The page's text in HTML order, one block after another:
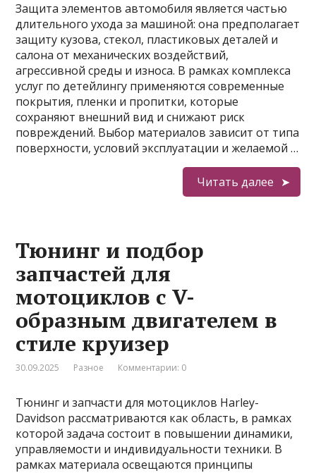
Защита элементов автомобиля является частью
длительного ухода за машиной: она предполагает
защиту кузова, стекол, пластиковых деталей и
салона от механических воздействий,
агрессивной среды и износа. В рамках комплекса
услуг по детейлингу применяются современные
покрытия, пленки и пропитки, которые
сохраняют внешний вид и снижают риск
повреждений. Выбор материалов зависит от типа
поверхности, условий эксплуатации и желаемой …
Читать далее
Тюнинг и подбор
запчастей для
мотоциклов с V-
образным двигателем в
стиле круизер
30.09.2025 Разное Комментарии: 0
Тюнинг и запчасти для мотоциклов Harley-
Davidson рассматриваются как область, в рамках
которой задача состоит в повышении динамики,
управляемости и индивидуальности техники. В
рамках материала освещаются принципы